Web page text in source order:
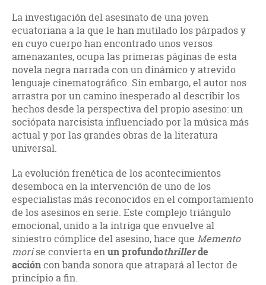
La investigación del asesinato de una joven
ecuatoriana a la que le han mutilado los párpados y
en cuyo cuerpo han encontrado unos versos
amenazantes, ocupa las primeras páginas de esta
novela negra narrada con un dinámico y atrevido
lenguaje cinematográfico. Sin embargo, el autor nos
arrastra por un camino inesperado al describir los
hechos desde la perspectiva del propio asesino: un
sociópata narcisista influenciado por la música más
actual y por las grandes obras de la literatura
universal.
La evolución frenética de los acontecimientos
desemboca en la intervención de uno de los
especialistas más reconocidos en el comportamiento
de los asesinos en serie. Este complejo triángulo
emocional, unido a la intriga que envuelve al
siniestro cómplice del asesino, hace que Memento
morise convierta enun profundothrillerde
accióncon banda sonora que atrapará al lector de
principio a fin.